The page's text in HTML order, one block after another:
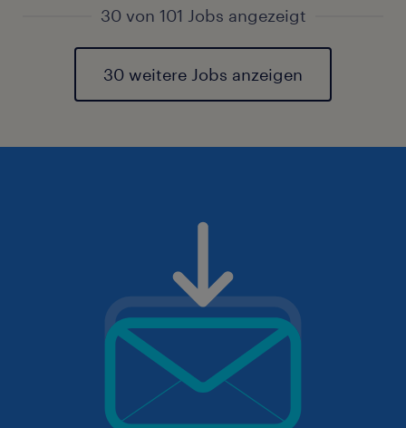
30 von 101 Jobs angezeigt
30 weitere Jobs anzeigen